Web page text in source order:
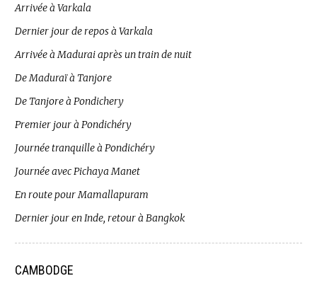
Arrivée à Varkala
Dernier jour de repos à Varkala
Arrivée à Madurai après un train de nuit
De Maduraï à Tanjore
De Tanjore à Pondichery
Premier jour à Pondichéry
Journée tranquille à Pondichéry
Journée avec Pichaya Manet
En route pour Mamallapuram
Dernier jour en Inde, retour à Bangkok
CAMBODGE